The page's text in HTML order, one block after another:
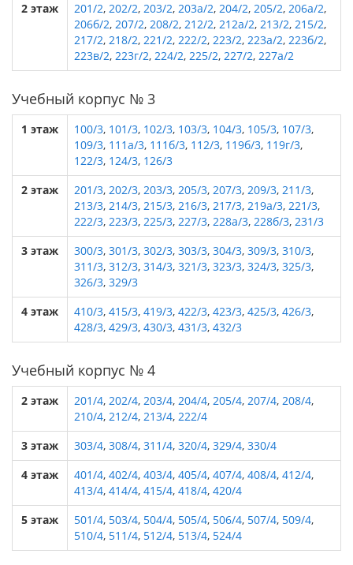
2 этаж
201/2, 202/2, 203/2, 203а/2, 204/2, 205/2, 206а/2,
206б/2, 207/2, 208/2, 212/2, 212а/2, 213/2, 215/2,
217/2, 218/2, 221/2, 222/2, 223/2, 223а/2, 223б/2,
223в/2, 223г/2, 224/2, 225/2, 227/2, 227а/2
Учебный корпус № 3
1 этаж 100/3, 101/3, 102/3, 103/3, 104/3, 105/3, 107/3,
109/3, 111а/3, 111б/3, 112/3, 119б/3, 119г/3,
122/3, 124/3, 126/3
2 этаж
201/3, 202/3, 203/3, 205/3, 207/3, 209/3, 211/3,
213/3, 214/3, 215/3, 216/3, 217/3, 219а/3, 221/3,
222/3, 223/3, 225/3, 227/3, 228а/3, 228б/3, 231/3
3 этаж
300/3, 301/3, 302/3, 303/3, 304/3, 309/3, 310/3,
311/3, 312/3, 314/3, 321/3, 323/3, 324/3, 325/3,
326/3, 329/3
4 этаж
410/3, 415/3, 419/3, 422/3, 423/3, 425/3, 426/3,
428/3, 429/3, 430/3, 431/3, 432/3
Учебный корпус № 4
2 этаж 201/4, 202/4, 203/4, 204/4, 205/4, 207/4, 208/4,
210/4, 212/4, 213/4, 222/4
3 этаж
303/4, 308/4, 311/4, 320/4, 329/4, 330/4
4 этаж
401/4, 402/4, 403/4, 405/4, 407/4, 408/4, 412/4,
413/4, 414/4, 415/4, 418/4, 420/4
5 этаж
501/4, 503/4, 504/4, 505/4, 506/4, 507/4, 509/4,
510/4, 511/4, 512/4, 513/4, 524/4